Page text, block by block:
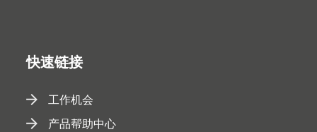
快速链接
工作机会
产品帮助中心